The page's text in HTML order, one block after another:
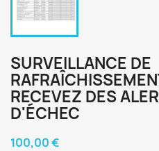
SURVEILLANCE DE
RECEVEZ DES
D'ÉCHEC
100,00 €